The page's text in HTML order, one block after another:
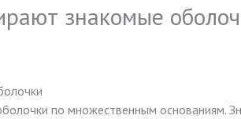
знакомые
по множественным основаниям.